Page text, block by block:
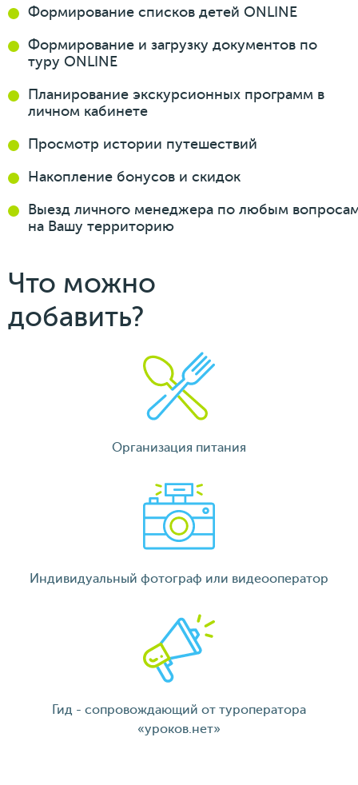
Формирование списков детей ONLINE
Формирование и загрузку документов по
туру ONLINE
Планирование экскурсионных программ в
личном кабинете
Просмотр истории путешествий
Накопление бонусов и скидок
Выезд личного менеджера по любым
на Вашу территорию
Что можно
добавить?
Организация питания
Индивидуальный фотограф или видеооператор
Гид - сопровождающий от туроператора
«уроков.нет»